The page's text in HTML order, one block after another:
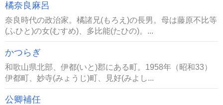
橘奈良麻呂
奈良時代の政治家。橘諸兄(もろえ)の長男。母は藤原不比等
(ふひと)の女(むすめ)、多比能(たひの)。...
かつらぎ
和歌山県北部、伊都(いと)郡にある町。1958年（昭和33）
伊都町、妙寺(みょうじ)町、見好(みよし...
公卿補任